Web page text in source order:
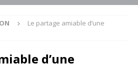
Le partage amiable d’une
d’une